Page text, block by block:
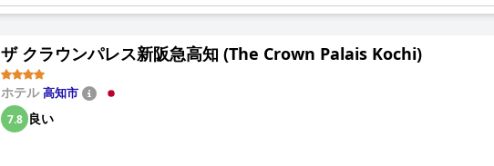
ザ クラウンパレス新阪急高知 (The Crown Palais Kochi)
ホテル高知市
7.8 良い